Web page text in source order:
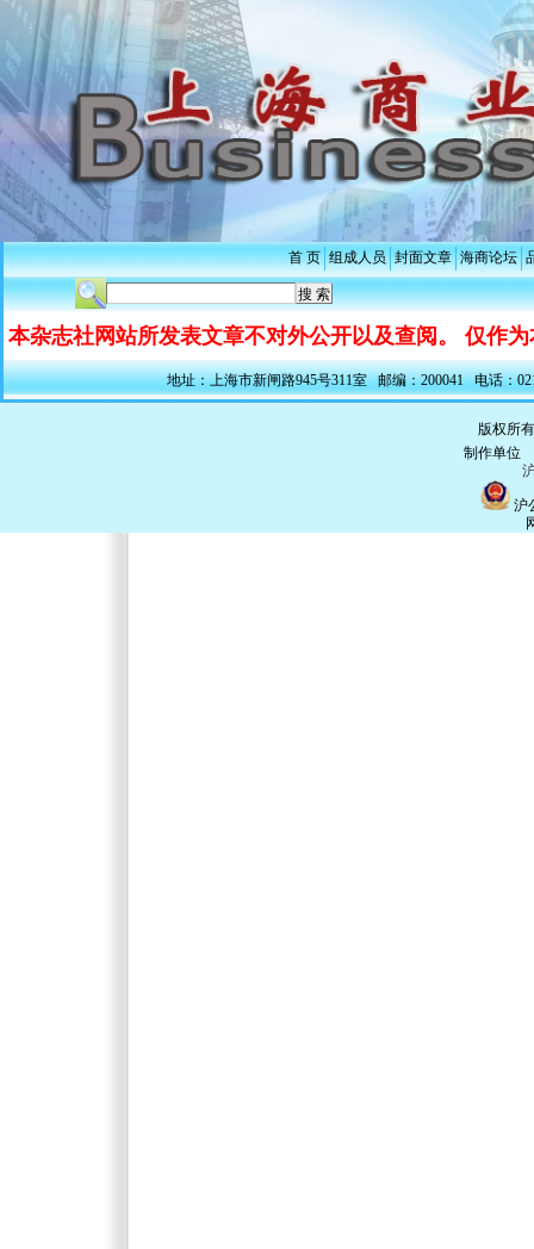
首 页 组成人员 封面文章 海商论坛
本杂志社网站所发表文章不对外公开以及查阅。 仅作
地址：上海市新闸路945号311室 邮编：200041 电话：
版权所
制作单位
沪